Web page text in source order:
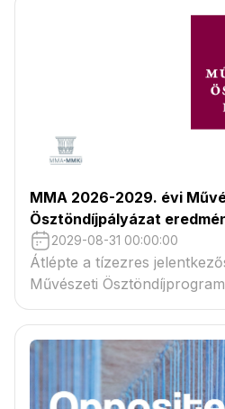
MMA 2026-2029. évi
Ösztöndíjpályázat
2029-08-31 00:00:00
Átlépte a tízezres
Művészeti
tartaléklistás pályázók
csatolmányban